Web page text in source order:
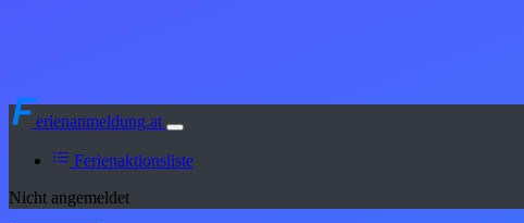
erienanmeldung.at
Ferienaktionsliste
Nicht angemeldet